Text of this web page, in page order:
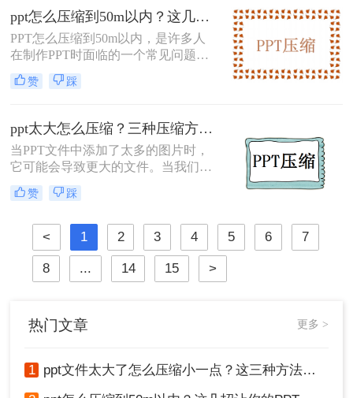
响文件的传输速度和编辑效率。因
此，我们需要掌握一些实用的方法来
压缩PPT文件，使其变小。那么PPT
压缩文件怎么变小呢？本文将介绍三
种有效的PPT压缩方法，帮助您轻松
减小文件大小。
ppt怎么压缩到50m以内？这几招让你的PPT秒瘦身！
PPT怎么压缩到50m以内，是许多人
在制作PPT时面临的一个常见问题。
PPT文件过大不仅会占用电脑的存储
空间，还会导致分享和传输过程中的
文件，以确保其大小在50M以内呢？
本文将为您提供一些实用的方法和技
巧。
赞 踩
ppt太大怎么压缩？三种压缩方法教会你！
当PPT文件中添加了太多的图片时，
它可能会导致更大的文件。当我们处
理更大的PPT文件时，我们可能会遇
到一些问题，这需要我们学习PPT压
吗？下面一起看看吧。
赞 踩
< 1 2 3 4 5 6 7
8 ... 14 15 >
热门文章 更多 >
1 ppt文件太大了怎么压缩小一点？这三种方法轻松解决！